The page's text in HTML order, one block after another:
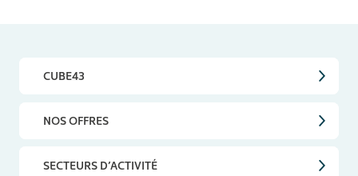
CUBE43
NOS OFFRES
SECTEURS D’ACTIVITÉ